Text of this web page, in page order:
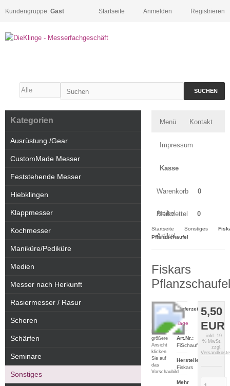
Kundengruppe: Gast Registrieren
Anmelden
Startseite
SUCHEN
Menü Kontakt
Impressum
Kasse
Warenkorb 0
Artikel
Merkzettel 0
Artikel
Startseite Sonstiges
Pflanzschaufel
Fiskars
Pflanzschaufel
Für eine
größere
Ansicht
klicken
Sie auf
das
Vorschaubild
5,50
EUR
inkl. 19
% MwSt.
zzgl.
Lieferzeit:
2-5
Tage
Art.Nr.:
FiSchauf
Hersteller:
Fiskars
Mehr
Kategorien
Ausrüstung /Gear
CustomMade Messer
Feststehende Messer
Hiebklingen
Klappmesser
Kochmesser
Maniküre/Pediküre
Medien
Messer nach Herkunft
Rasiermesser / Rasur
Scheren
Schärfen
Seminare
Sonstiges